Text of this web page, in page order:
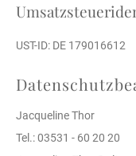
UST-ID: DE 179016612
Jacqueline Thor
Tel.: 03531 - 60 20 20